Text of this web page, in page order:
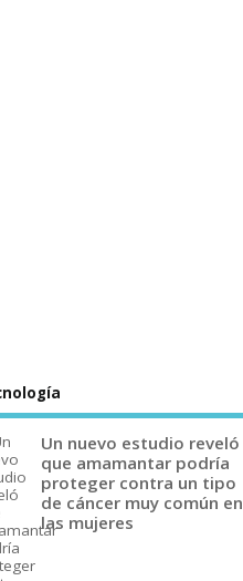
Un nuevo estudio reveló
que amamantar podría
proteger contra un tipo
de cáncer muy común en
las mujeres